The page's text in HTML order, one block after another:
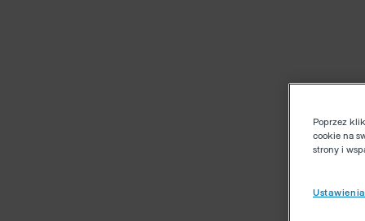
Poprzez
cookie na
strony i